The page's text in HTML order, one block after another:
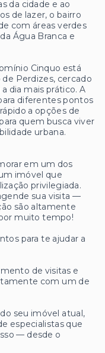
da cidade e ao
de lazer, o bairro
com áreas verdes
Água Branca e
Cinquo está
Perdizes, cercado
dia mais prático. A
diferentes pontos
a opções de
quem busca viver
urbana.
em um dos
imóvel que
privilegiada.
sua visita —
são altamente
muito tempo!
para te ajudar a
de visitas e
com um de
seu imóvel atual,
especialistas que
— desde o